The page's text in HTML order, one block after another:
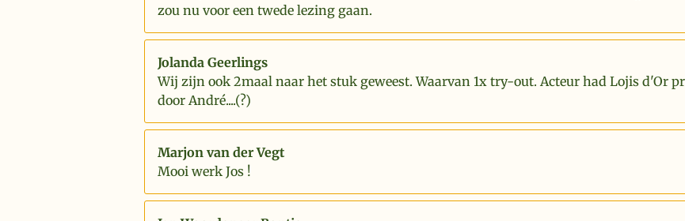
zou nu voor een twede lezing gaan.
Jolanda Geerlings
Wij zijn ook 2maal naar het stuk geweest. Waarvan 1x try-out. Acteur had Lojis d'Or
door André....(?)
Marjon van der Vegt
Mooi werk Jos !